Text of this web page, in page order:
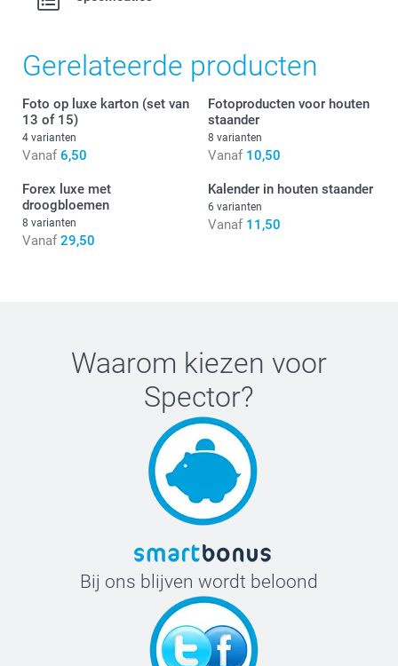
Gerelateerde producten
Foto op luxe karton (set van
13 of 15)
4 varianten
Vanaf 6,50
Fotoproducten voor houten
staander
8 varianten
Vanaf 10,50
Forex luxe met
droogbloemen
8 varianten
Vanaf 29,50
Kalender in houten staander
6 varianten
Vanaf 11,50
Waarom kiezen voor
Spector?
Bij ons blijven wordt beloond